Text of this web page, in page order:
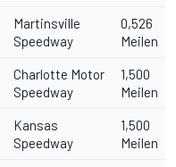
Martinsville
Speedway
0,526
Meilen
Charlotte Motor
Speedway
1,500
Meilen
Kansas
Speedway
1,500
Meilen